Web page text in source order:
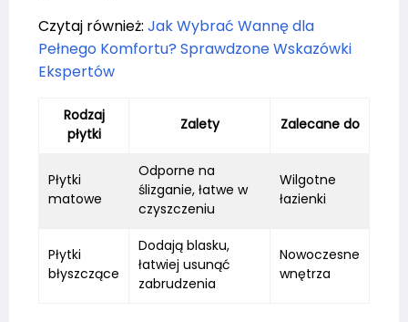
Czytaj również: Jak Wybrać Wannę dla
Pełnego Komfortu? Sprawdzone Wskazówki
Ekspertów
Rodzaj
płytki
Zalety Zalecane do
Płytki
matowe
Odporne na
ślizganie, łatwe w
czyszczeniu
Wilgotne
łazienki
Płytki
błyszczące
Dodają blasku,
łatwiej usunąć
zabrudzenia
Nowoczesne
wnętrza